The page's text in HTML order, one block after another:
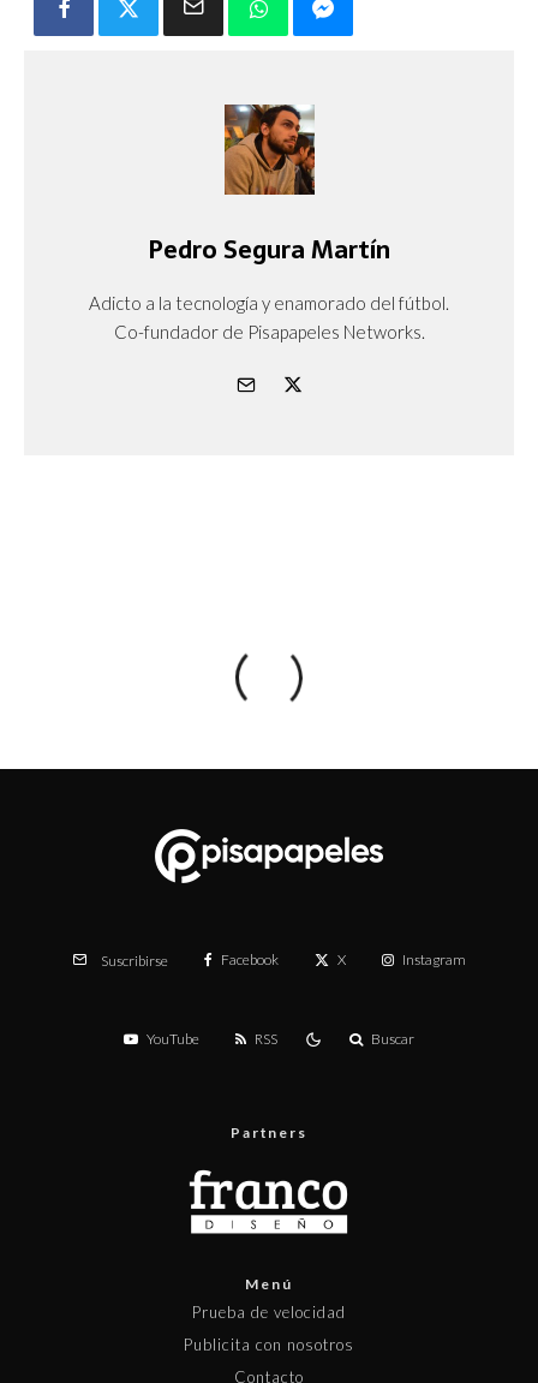
Pedro Segura Martín
Adicto a la tecnología y enamorado del fútbol.
Co-fundador de Pisapapeles Networks.
Suscribirse Facebook X Instagram
YouTube RSS Buscar
Partners
Menú
Prueba de velocidad
Publicita con nosotros
Contacto